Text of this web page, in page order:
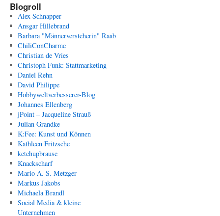
Blogroll
Alex Schnapper
Ansgar Hillebrand
Barbara "Männerversteherin" Raab
ChiliConCharme
Christian de Vries
Christoph Funk: Stattmarketing
Daniel Rehn
David Philippe
Hobbyweltverbesserer-Blog
Johannes Ellenberg
jPoint – Jacqueline Strauß
Julian Grandke
K:Fee: Kunst und Können
Kathleen Fritzsche
ketchupbrause
Knackscharf
Mario A. S. Metzger
Markus Jakobs
Michaela Brandl
Social Media & kleine
Unternehmen